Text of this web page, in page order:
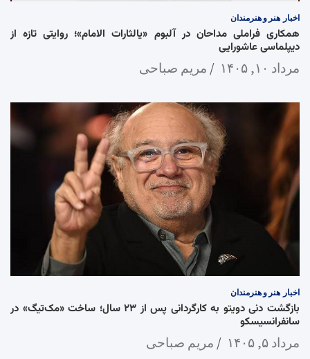
اخبار هنر و هنرمندان
همکاری فراملی مداحان در آلبوم «یالثارات الامام»؛ روایتی تازه از
دیپلماسی عاشورایی
مرداد ۱۰, ۱۴۰۵ مریم صباحی
اخبار هنر و هنرمندان
بازگشت دنی دویتو به کارگردانی پس از ۲۳ سال؛ ساخت «مک‌تیگ» در
سانفرانسیسکو
مرداد ۵, ۱۴۰۵ مریم صباحی